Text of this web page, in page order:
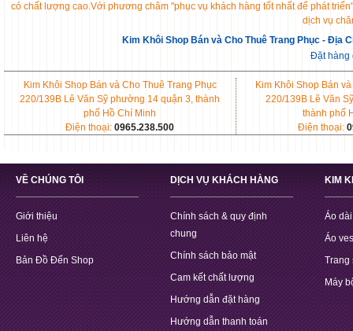
có chất lượng cao.Với phương châm "phục vụ khách hàng tốt nhất để phát
dịch vụ
Kim Khôi Shop Bán và Cho Thuê Trang Phục - Địa
Đặt hàng
Kim Khôi Shop Bán và Cho Thuê Trang Phục
220/139B Lê Văn Sỹ phường 14 quận 3, thành
phố Hồ Chí Minh
Điện thoại: 0965.238.500
Kim Khôi Shop Bán
220/139B Lê Văn
thành phố
Điện thoại:
VỀ CHÚNG TÔI
Giới thiệu
Liên hệ
Bản Đồ Đến Shop
DỊCH VỤ KHÁCH HÀNG
Chính sách & quy định
chung
Chính sách bảo mật
Cam kết chất lượng
Hướng dẫn đặt hàng
Hướng dẫn thanh toán
KIM
Áo
Áo
Trang
Máy